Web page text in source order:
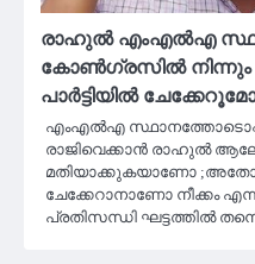
രാഹുൽ എംഎൽഎ
കോൺഗ്രസിൽ നിന്നും
പാർട്ടിയിൽ ചേക്കേറൂമോ
എംഎൽഎ
രാജിവെക്കാൻ രാഹുൽ
മതിയാക്കുകയാണോ ;അതോ
ചേക്കേറാനാണോ നീക്കം
പ്രതിസന്ധി ഘട്ടത്തിൽ